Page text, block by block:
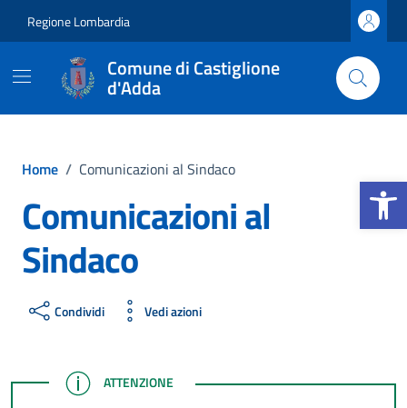
Apri la
Regione Lombardia
Comune di Castiglione
d'Adda
Home / Comunicazioni al Sindaco
Comunicazioni al
Sindaco
Condividi Vedi azioni
ATTENZIONE
ATTENZIONE